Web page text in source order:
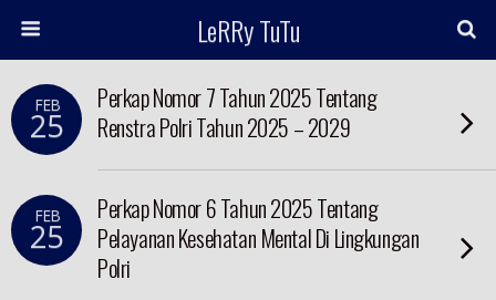
LeRRy TuTu
FEB
25
Perkap Nomor 7 Tahun 2025 Tentang
Renstra Polri Tahun 2025 – 2029
FEB
25
Perkap Nomor 6 Tahun 2025 Tentang
Pelayanan Kesehatan Mental Di Lingkungan
Polri